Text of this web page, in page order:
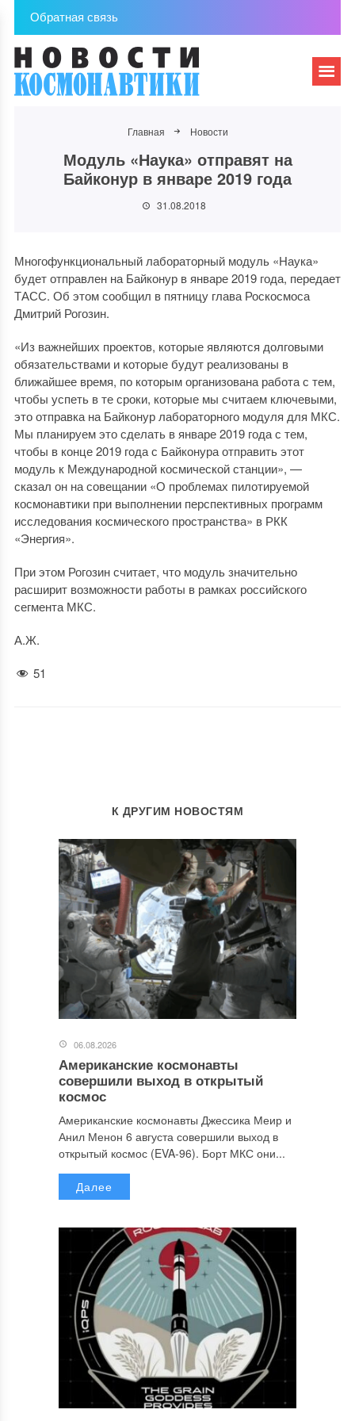
Обратная связь
Главная Новости
Модуль «Наука» отправят на
Байконур в январе 2019 года
31.08.2018
Многофункциональный лабораторный модуль «Наука»
будет отправлен на Байконур в январе 2019 года, передает
ТАСС. Об этом сообщил в пятницу глава Роскосмоса
Дмитрий Рогозин.
«Из важнейших проектов, которые являются долговыми
обязательствами и которые будут реализованы в
ближайшее время, по которым организована работа с тем,
чтобы успеть в те сроки, которые мы считаем ключевыми,
это отправка на Байконур лабораторного модуля для МКС.
Мы планируем это сделать в январе 2019 года с тем,
чтобы в конце 2019 года с Байконура отправить этот
модуль к Международной космической станции», —
сказал он на совещании «О проблемах пилотируемой
космонавтики при выполнении перспективных программ
исследования космического пространства» в РКК
«Энергия».
При этом Рогозин считает, что модуль значительно
расширит возможности работы в рамках российского
сегмента МКС.
А.Ж.
51
К ДРУГИМ НОВОСТЯМ
06.08.2026
Американские космонавты
совершили выход в открытый
космос
Американские космонавты Джессика Меир и
Анил Менон 6 августа совершили выход в
открытый космос (EVA-96). Борт МКС они...
Далее